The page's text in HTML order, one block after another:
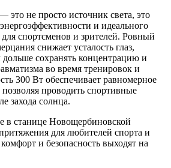
это не просто источник света, это
и идеального
спортсменов и зрителей. Ровный
снижает усталость глаз,
сохранять концентрацию и
во время тренировок и
300 Вт обеспечивает равномерное
проводить спортивные
захода солнца.
в станице Новощербиновской
для любителей спорта и
и безопасность выходят на